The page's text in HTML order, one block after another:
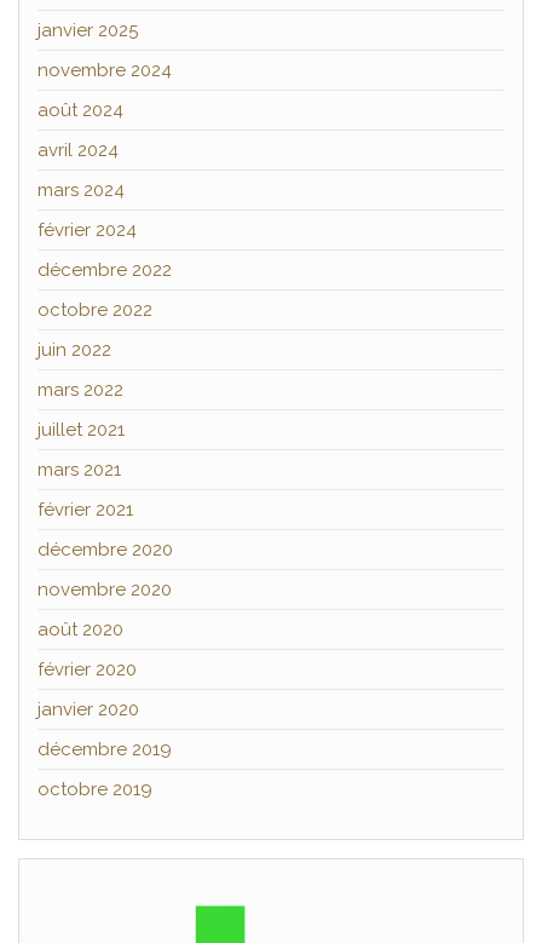
janvier 2025
novembre 2024
août 2024
avril 2024
mars 2024
février 2024
décembre 2022
octobre 2022
juin 2022
mars 2022
juillet 2021
mars 2021
février 2021
décembre 2020
novembre 2020
août 2020
février 2020
janvier 2020
décembre 2019
octobre 2019